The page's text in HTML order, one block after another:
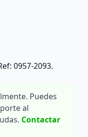
0957-2093.
Puedes
al
Contactar